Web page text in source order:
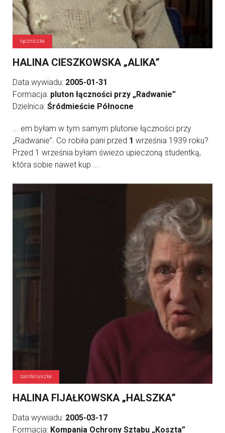
łączniczka
HALINA CIESZKOWSKA „ALIKA”
Data wywiadu: 2005-01-31
Formacja: pluton łączności przy „Radwanie”
Dzielnica: Śródmieście Północne
... em byłam w tym samym plutonie łączności przy
„Radwanie”. Co robiła pani przed 1 września 1939 roku?
Przed 1 września byłam świeżo upieczoną studentką,
która sobie nawet kup ...
sanitariuszka
HALINA FIJAŁKOWSKA „HALSZKA”
Data wywiadu: 2005-03-17
Formacja: Kompania Ochrony Sztabu „Koszta”